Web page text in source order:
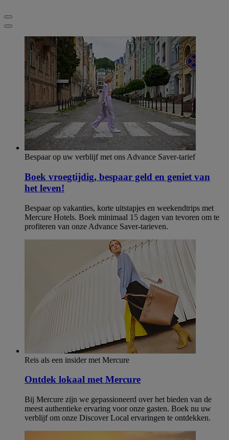
Bespaar op uw verblijf met ons Advance Saver-tarief
Boek vroegtijdig, bespaar geld en geniet van
het leven!
Bespaar op vakanties, korte uitstapjes en weekendtrips met
Mercure Hotels. Boek minimaal 15 dagen van tevoren om te
profiteren van onze Advance Saver-tarieven.
Reis als een insider met Mercure
Ontdek lokaal met Mercure
Bij Mercure zijn we gepassioneerd over het bieden van de
meest authentieke ervaring voor onze gasten. Boek nu uw
verblijf om onze Discover Local ervaringen te ontdekken.